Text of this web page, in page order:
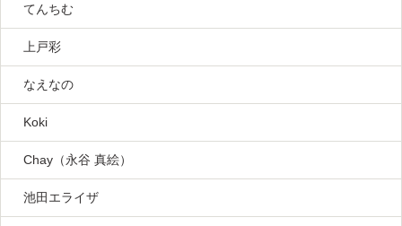
てんちむ
上戸彩
なえなの
Koki
Chay（永谷 真絵）
池田エライザ